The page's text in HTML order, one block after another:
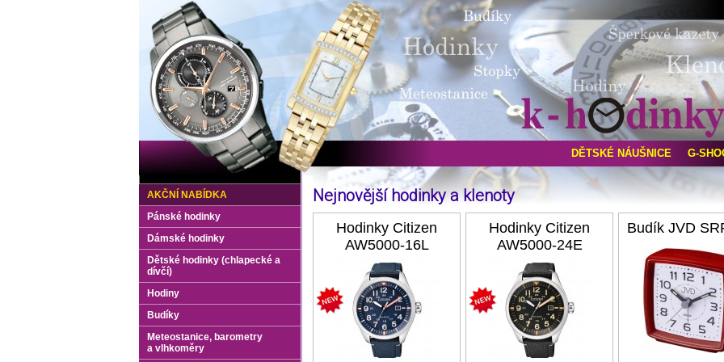
Nejnovější hodinky a klenoty
Hodinky Citizen
AW5000-16L
Hodinky Citizen
AW5000-24E
Budík JVD
AKČNÍ NABÍDKA
Pánské hodinky
Dámské hodinky
Dětské hodinky (chlapecké a
dívčí)
Hodiny
Budíky
Meteostanice, barometry
a vlhkoměry
DĚTSKÉ NÁUŠNICE G-